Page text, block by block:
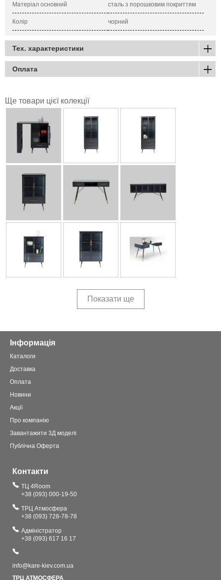
Матеріал основний сталь з порошковим покриттям
Колір чорний
Тех. характеристики
Оплата
Ще товари цієї колекції
Показати ще
Інформація
Каталоги
Доставка
Оплата
Новини
Акції
Про компанію
Завантажити 3Д моделі
Публічна Оферта
Контакти
ТЦ 4Room
+38 (093) 000-19-50
ТРЦ Атмосфера
+38 (093) 728-78-78
Адміністратор
+38 (093) 617 16 17
info@kare-kiev.com.ua
ТРЦ АТМОСФЕРА